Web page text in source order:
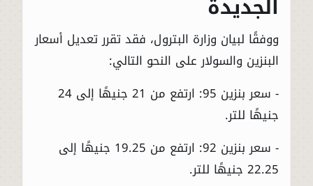
ووفقًا لبيان وزارة البترول، فقد تقرر تعديل أسعار
البنزين والسولار على النحو التالي:
- سعر بنزين 95: ارتفع من 21 جنيهًا إلى 24
جنيهًا للتر.
- سعر بنزين 92: ارتفع من 19.25 جنيهًا إلى
22.25 جنيهًا للتر.